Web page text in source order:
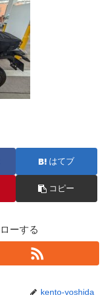
はてブ
コピー
ーする
kento-yoshida